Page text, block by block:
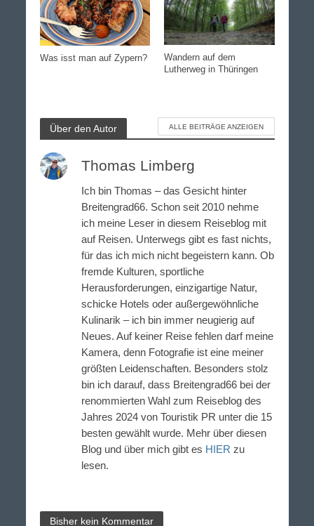
Was isst man auf Zypern?
Wandern auf dem
Lutherweg in Thüringen
Über den Autor ALLE BEITRÄGE ANZEIGEN
Thomas Limberg
Ich bin Thomas – das Gesicht hinter
Breitengrad66. Schon seit 2010 nehme
ich meine Leser in diesem Reiseblog mit
auf Reisen. Unterwegs gibt es fast nichts,
für das ich mich nicht begeistern kann. Ob
fremde Kulturen, sportliche
Herausforderungen, einzigartige Natur,
schicke Hotels oder außergewöhnliche
Kulinarik – ich bin immer neugierig auf
Neues. Auf keiner Reise fehlen darf meine
Kamera, denn Fotografie ist eine meiner
größten Leidenschaften. Besonders stolz
bin ich darauf, dass Breitengrad66 bei der
renommierten Wahl zum Reiseblog des
Jahres 2024 von Touristik PR unter die 15
besten gewählt wurde. Mehr über diesen
Blog und über mich gibt es HIER zu
lesen.
Bisher kein Kommentar